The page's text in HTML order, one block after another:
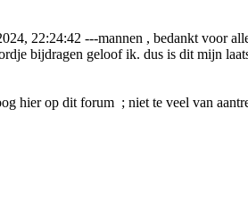
22:24:42 ---mannen , bedankt voor
bijdragen geloof ik. dus is dit mijn
hier op dit forum ; niet te veel van